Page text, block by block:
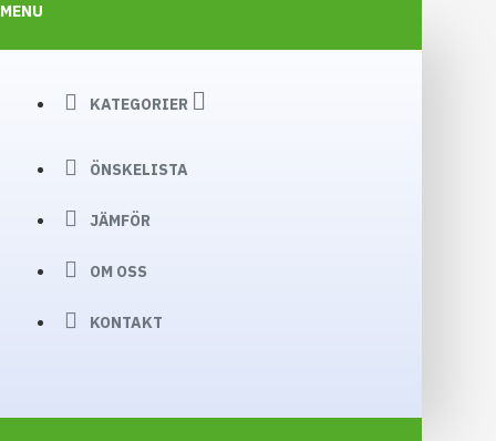
MENU
KATEGORIER
ÖNSKELISTA
JÄMFÖR
OM OSS
KONTAKT